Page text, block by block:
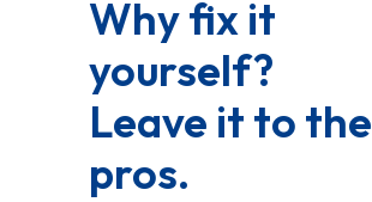
Why fix it
yourself?
Leave it to the
pros.